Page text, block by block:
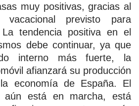
muy positivas, gracias al
vacacional previsto para
tendencia positiva en el
debe continuar, ya que
interno más fuerte, la
afianzará su producción
economía de España. El
aún está en marcha, está